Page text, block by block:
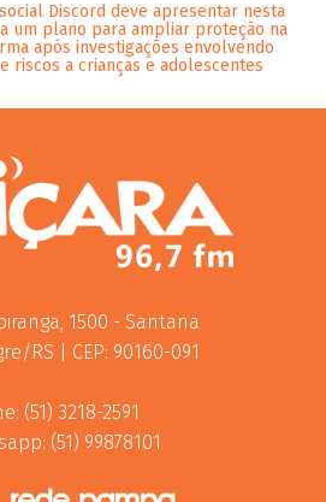
Discord deve apresentar nesta
um plano para ampliar proteção na
após investigações envolvendo
riscos a crianças e adolescentes
1500 - Santana
RS | CEP: 90160-091
(51) 3218-2591
(51) 99878101